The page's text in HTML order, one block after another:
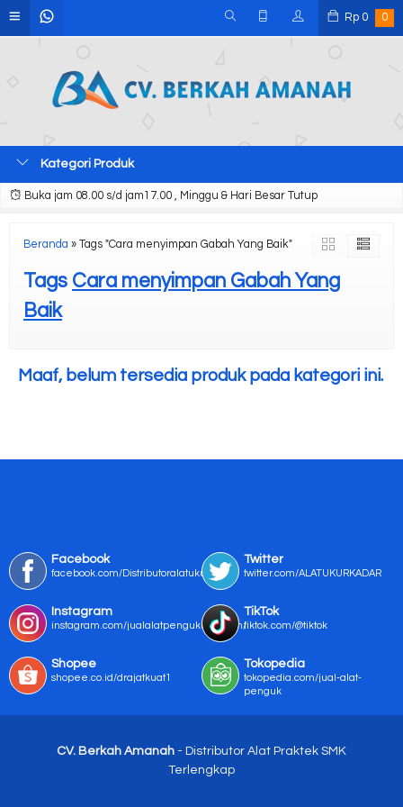
Rp 0 0
Kategori Produk
Buka jam 08.00 s/d jam17.00 , Minggu & Hari Besar Tutup
Beranda » Tags "Cara menyimpan Gabah Yang Baik"
Tags Cara menyimpan Gabah Yang
Baik
Maaf, belum tersedia produk pada kategori ini.
Facebook
facebook.com/Distributoralatukur
Twitter
twitter.com/ALATUKURKADAR
Instagram
instagram.com/jualalatpengukurmurah/
TikTok
tiktok.com/@tiktok
Shopee
shopee.co.id/drajatkuat1
Tokopedia
tokopedia.com/jual-alat-
penguk
CV. Berkah Amanah - Distributor Alat Praktek SMK
Terlengkap